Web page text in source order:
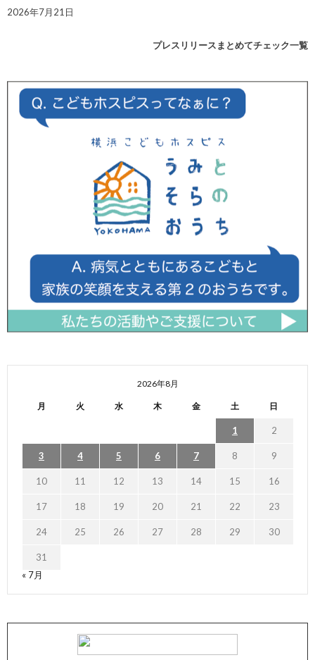
2026年7月21日
プレスリリースまとめてチェック一覧
2026年8月
月 火 水 木 金 土 日
1 2
3 4 5 6 7 8 9
10 11 12 13 14 15 16
17 18 19 20 21 22 23
24 25 26 27 28 29 30
31
« 7月